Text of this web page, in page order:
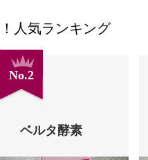
人気ランキング
No.2
ベルタ酵素